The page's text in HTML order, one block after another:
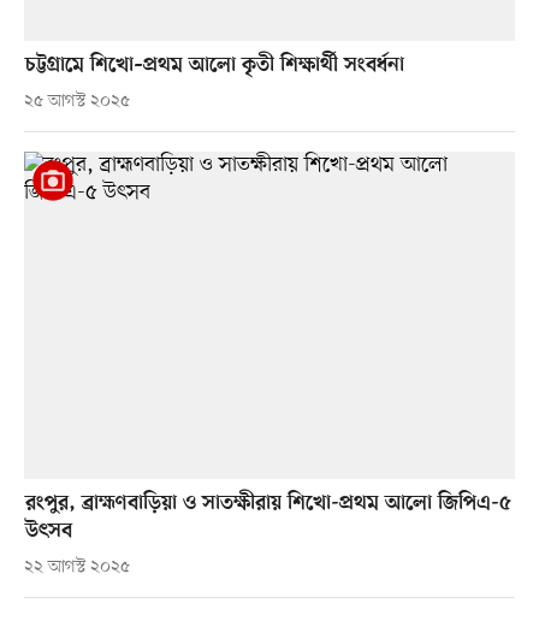
চট্টগ্রামে শিখো–প্রথম আলো কৃতী শিক্ষার্থী সংবর্ধনা
২৫ আগস্ট ২০২৫
রংপুর, ব্রাহ্মণবাড়িয়া ও সাতক্ষীরায় শিখো-প্রথম আলো জিপিএ-৫
উৎসব
২২ আগস্ট ২০২৫